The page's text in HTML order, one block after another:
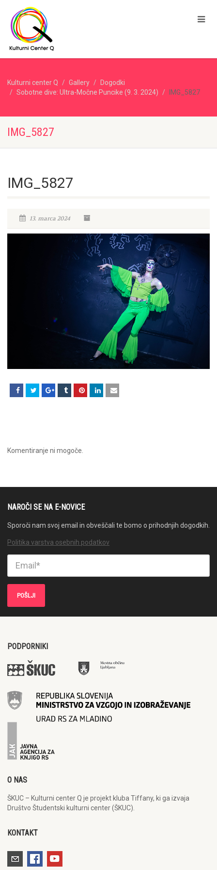
Kulturni center Q Gallery
Dogodki
Sobotne dive: Ultra-Močne Puncike (9. 3. 2024)
IMG_5827
IMG_5827
IMG_5827
13. marca 2024
Komentiranje ni mogoče.
NAROČI SE NA E-NOVICE
Sporoči nam svoj email in obveščali te bomo o prihodnjih dogodkih.
Politika varstva osebnih podatkov
PODPORNIKI
O NAS
ŠKUC – Kulturni center Q je projekt kluba Tiffany, ki ga izvaja
Društvo Študentski kulturni center (ŠKUC).
KONTAKT